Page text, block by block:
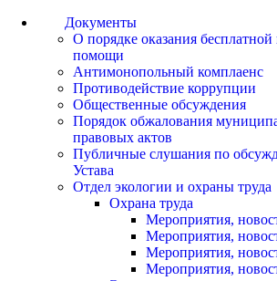
Документы
О порядке оказания
помощи
Антимонопольный комплаенс
Противодействие коррупции
Общественные обсуждения
Порядок обжалования
правовых актов
Публичные слушания по
Устава
Отдел экологии и охраны труда
Охрана труда
Мероприятия,
Мероприятия,
Мероприятия,
Мероприятия,